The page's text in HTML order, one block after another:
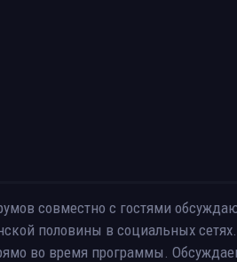
совместно с гостями
половины в социальных
во время программы.